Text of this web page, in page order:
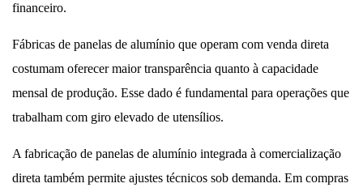
financeiro.
Fábricas de panelas de alumínio que operam com venda direta
costumam oferecer maior transparência quanto à capacidade
mensal de produção. Esse dado é fundamental para operações que
trabalham com giro elevado de utensílios.
A fabricação de panelas de alumínio integrada à comercialização
direta também permite ajustes técnicos sob demanda. Em compras